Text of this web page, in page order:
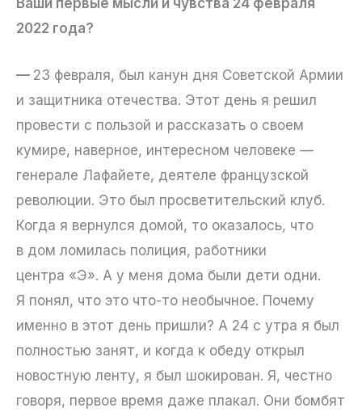
2022 года?
— 23 февраля, был канун дня Советской Армии
и защитника отечества. Этот день я решил
провести с пользой и рассказать о своем
кумире, наверное, интересном человеке —
генерале Лафайете, деятеле французской
революции. Это был просветительский клуб.
Когда я вернулся домой, то оказалось, что
в дом ломилась полиция, работники
центра «Э». А у меня дома были дети одни.
Я понял, что это что-то необычное. Почему
именно в этот день пришли? А 24 с утра я был
полностью занят, и когда к обеду открыл
новостную ленту, я был шокирован. Я, честно
говоря, первое время даже плакал. Они бомбят